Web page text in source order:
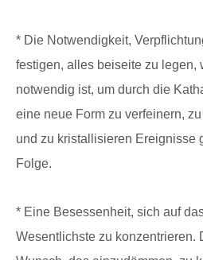
* Die Notwendigkeit,
festigen, alles beiseite zu legen,
notwendig ist, um durch die
eine neue Form zu verfeinern,
und zu kristallisieren Ereignisse
Folge.
* Eine Besessenheit, sich auf
Wesentlichste zu konzentrieren.